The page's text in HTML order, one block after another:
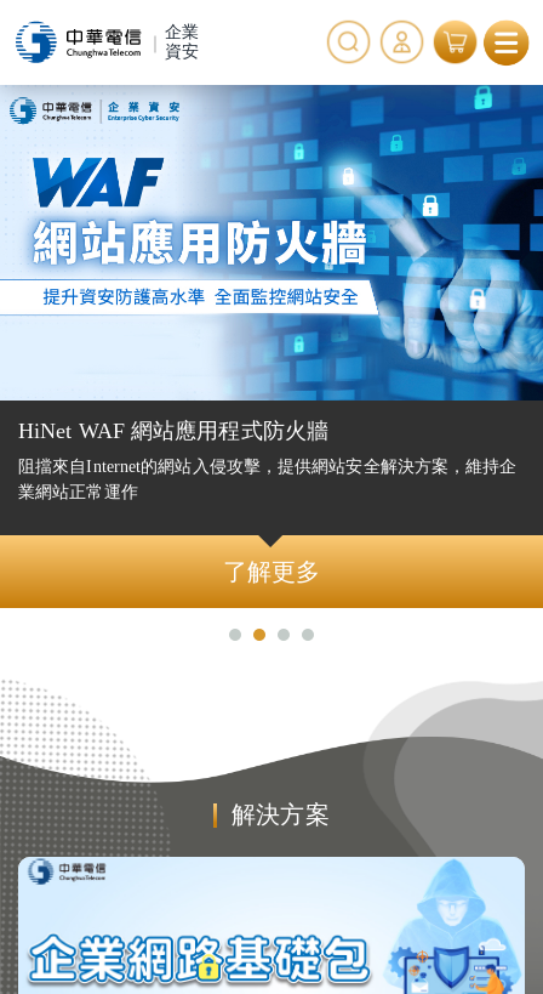
企業
資安
HiNet WAF 網站應用程式防火牆
阻擋來自Internet的網站入侵攻擊，提供網站安全解決方案，維持企
業網站正常運作
了解更多
解決方案